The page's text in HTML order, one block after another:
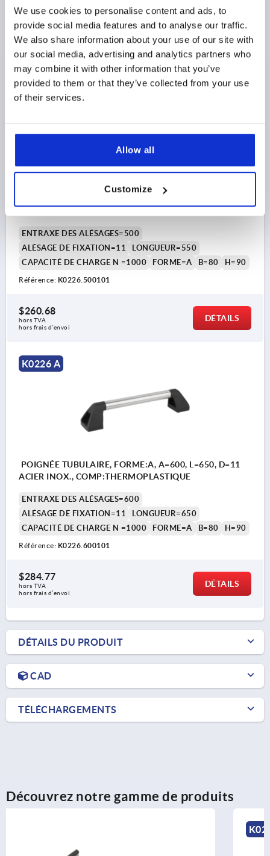
We use cookies to personalise content and ads, to
provide social media features and to analyse our traffic.
We also share information about your use of our site with
our social media, advertising and analytics partners who
may combine it with other information that you’ve
provided to them or that they’ve collected from your use
of their services.
Allow all
Customize
Référence:K0226.400101
$237.27
hors TVA
DÉTAILS
K0226 A
ACIER INOX., COMP:THERMOPLASTIQUE
ENTRAXE DES ALÉSAGES=500
ALÉSAGE DE FIXATION=11
LONGUEUR=550
CAPACITÉ DE CHARGE N =1000
FORME=A B=80 H=90
Référence: K0226.500101
$260.68
hors TVA
hors frais d’envoi
DÉTAILS
K0226 A
POIGNÉE TUBULAIRE, FORME:A, A=600, L=650, D=11
ACIER INOX., COMP:THERMOPLASTIQUE
ENTRAXE DES ALÉSAGES=600
ALÉSAGE DE FIXATION=11
LONGUEUR=650
CAPACITÉ DE CHARGE N =1000
FORME=A B=80 H=90
Référence: K0226.600101
$284.77
hors TVA
hors frais d’envoi
DÉTAILS
DÉTAILS DU PRODUIT
CAD
TÉLÉCHARGEMENTS
Découvrez notre gamme de produits